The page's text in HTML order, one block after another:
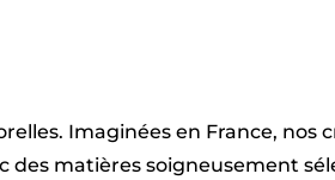
Imaginées en France, nos
matières soigneusement